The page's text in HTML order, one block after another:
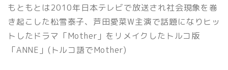
もともとは2010年日本テレビで放送され社会現象を巻
き起こした松雪泰子、芦田愛菜W主演で話題になりヒッ
トしたドラマ「Mother」をリメイクしたトルコ版
「ANNE」(トルコ語でMother)